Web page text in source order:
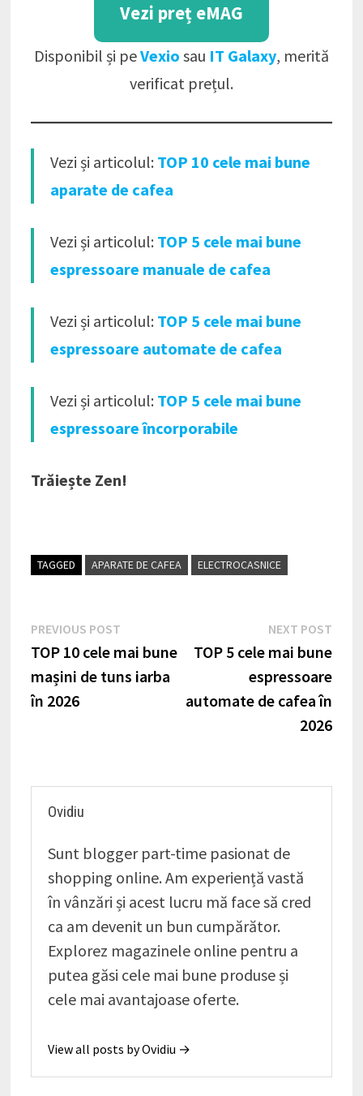
Vezi preț eMAG
Disponibil și peVexio sau IT Galaxy, merită
verificat prețul.
Vezi și articolul: TOP 10 cele mai bune
aparate de cafea
Vezi și articolul: TOP 5 cele mai bune
espressoare manuale de cafea
Vezi și articolul: TOP 5 cele mai bune
espressoare automate de cafea
Vezi și articolul: TOP 5 cele mai bune
espressoare încorporabile
Trăiește Zen!
TAGGED APARATE DE CAFEA ELECTROCASNICE
Navigare
în
articole
PREVIOUS POSTPrevious
post:
TOP 10 cele mai bune
mașini de tuns iarba
în 2026
NEXT POST
TOP 5 cele mai bune
espressoare
automate de cafea în
2026
Ovidiu
Sunt blogger part-time pasionat de
shopping online. Am experiență vastă
în vânzări și acest lucru mă face să cred
ca am devenit un bun cumpărător.
Explorez magazinele online pentru a
putea găsi cele mai bune produse și
cele mai avantajoase oferte.
View all posts by Ovidiu →